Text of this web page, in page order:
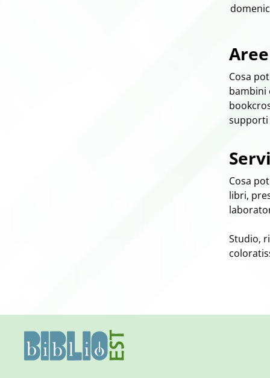
Cosa
bambini
Cosa
libri,
Studio,